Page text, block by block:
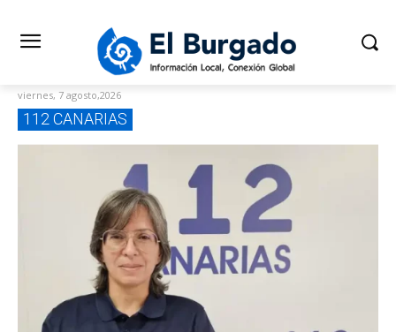
viernes, 7 agosto,2026
112 CANARIAS